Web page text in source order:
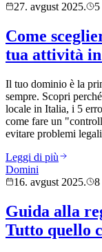
27. avgust 2025.
Come
tua attività
Il tuo dominio è la
sempre. Scopri
locale in Italia, i 5
come fare un
evitare problemi
Leggi di più
Domini
16. avgust 2025.
8
Guida alla
Tutto quello